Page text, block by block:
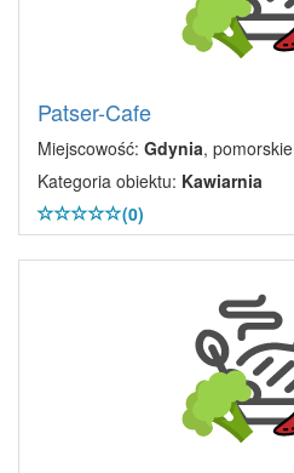
Patser-Cafe
Miejscowość: Gdynia, pomorskie
Kategoria obiektu: Kawiarnia
(0)